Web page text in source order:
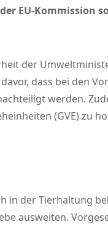
EU-Kommission
der
dass bei den
werden.
(GVE) zu
in der Tierhaltung
ausweiten.